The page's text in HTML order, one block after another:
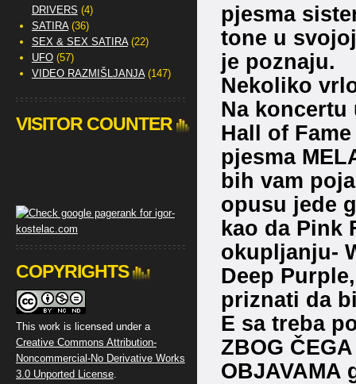
pjesma
tone u
je poznaju.
Nekoliko
Na koncertu
Hall of
pjesma
bih vam
opusu jede
kao da Pink
okupljanju-
Deep
priznati da
E sa treba
ZBOG
OBJAVAMA
DRIVERS (4)
SATIRA(36)
SEX & SEX SATIRA(22)
UFO(57)
VIDEO RAZMIŠLJANJA(147)
VISITOR COUNTER
COPYRIGHTS
This work is licensed under a
Creative Commons Attribution-
Noncommercial-No Derivative Works
3.0 Unported License.